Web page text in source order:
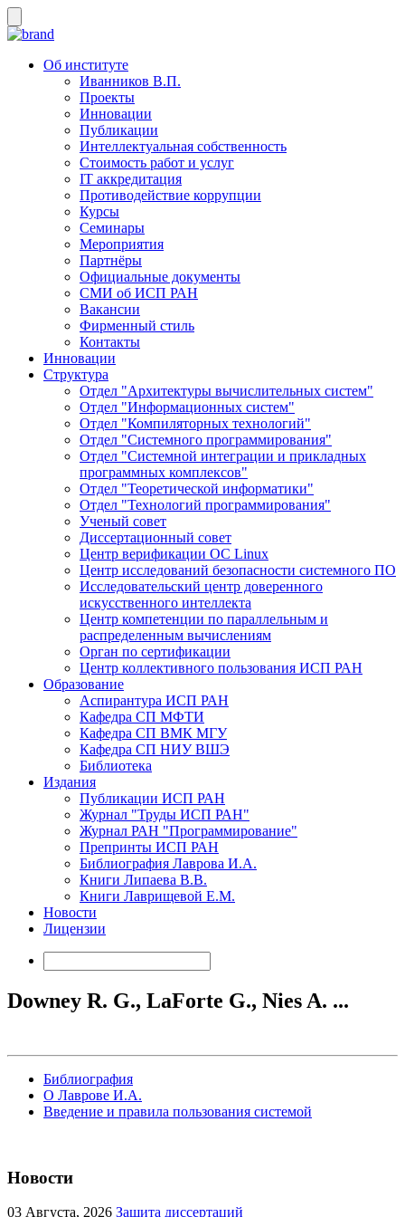
Об институте
Иванников В.П.
Проекты
Инновации
Публикации
Интеллектуальная собственность
Стоимость работ и услуг
IT аккредитация
Противодействие коррупции
Курсы
Семинары
Мероприятия
Партнёры
Официальные документы
СМИ об ИСП РАН
Вакансии
Фирменный стиль
Контакты
Инновации
Структура
Отдел "Архитектуры вычислительных систем"
Отдел "Информационных систем"
Отдел "Компиляторных технологий"
Отдел "Системного программирования"
Отдел "Системной интеграции и прикладных
программных комплексов"
Отдел "Теоретической информатики"
Отдел "Технологий программирования"
Ученый совет
Диссертационный совет
Центр верификации ОС Linux
Центр исследований безопасности системного ПО
Исследовательский центр доверенного
искусственного интеллекта
Центр компетенции по параллельным и
распределенным вычислениям
Орган по сертификации
Центр коллективного пользования ИСП РАН
Образование
Аспирантура ИСП РАН
Кафедра СП МФТИ
Кафедра СП ВМК МГУ
Кафедра СП НИУ ВШЭ
Библиотека
Издания
Публикации ИСП РАН
Журнал "Труды ИСП РАН"
Журнал РАН "Программирование"
Препринты ИСП РАН
Библиография Лаврова И.А.
Книги Липаева В.В.
Книги Лаврищевой Е.М.
Новости
Лицензии
Downey R. G., LaForte G., Nies A. ...
Библиография
О Лаврове И.А.
Введение и правила пользования системой
Новости
03 Августа, 2026 Защита диссертаций